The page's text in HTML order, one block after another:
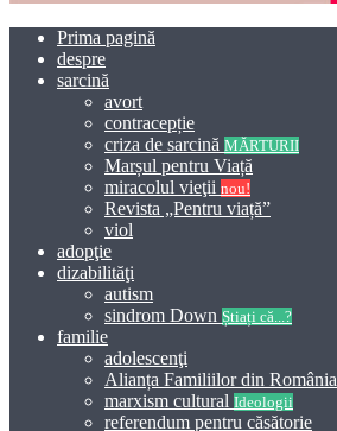
Prima pagină
despre
sarcină
avort
contracepție
criza de sarcină MĂRTURII
Marșul pentru Viață
miracolul vieţii nou!
Revista „Pentru viață”
viol
adopţie
dizabilităţi
autism
sindrom Down Știați că...?
familie
adolescenţi
Alianța Familiilor din România
marxism cultural Ideologii
referendum pentru căsătorie